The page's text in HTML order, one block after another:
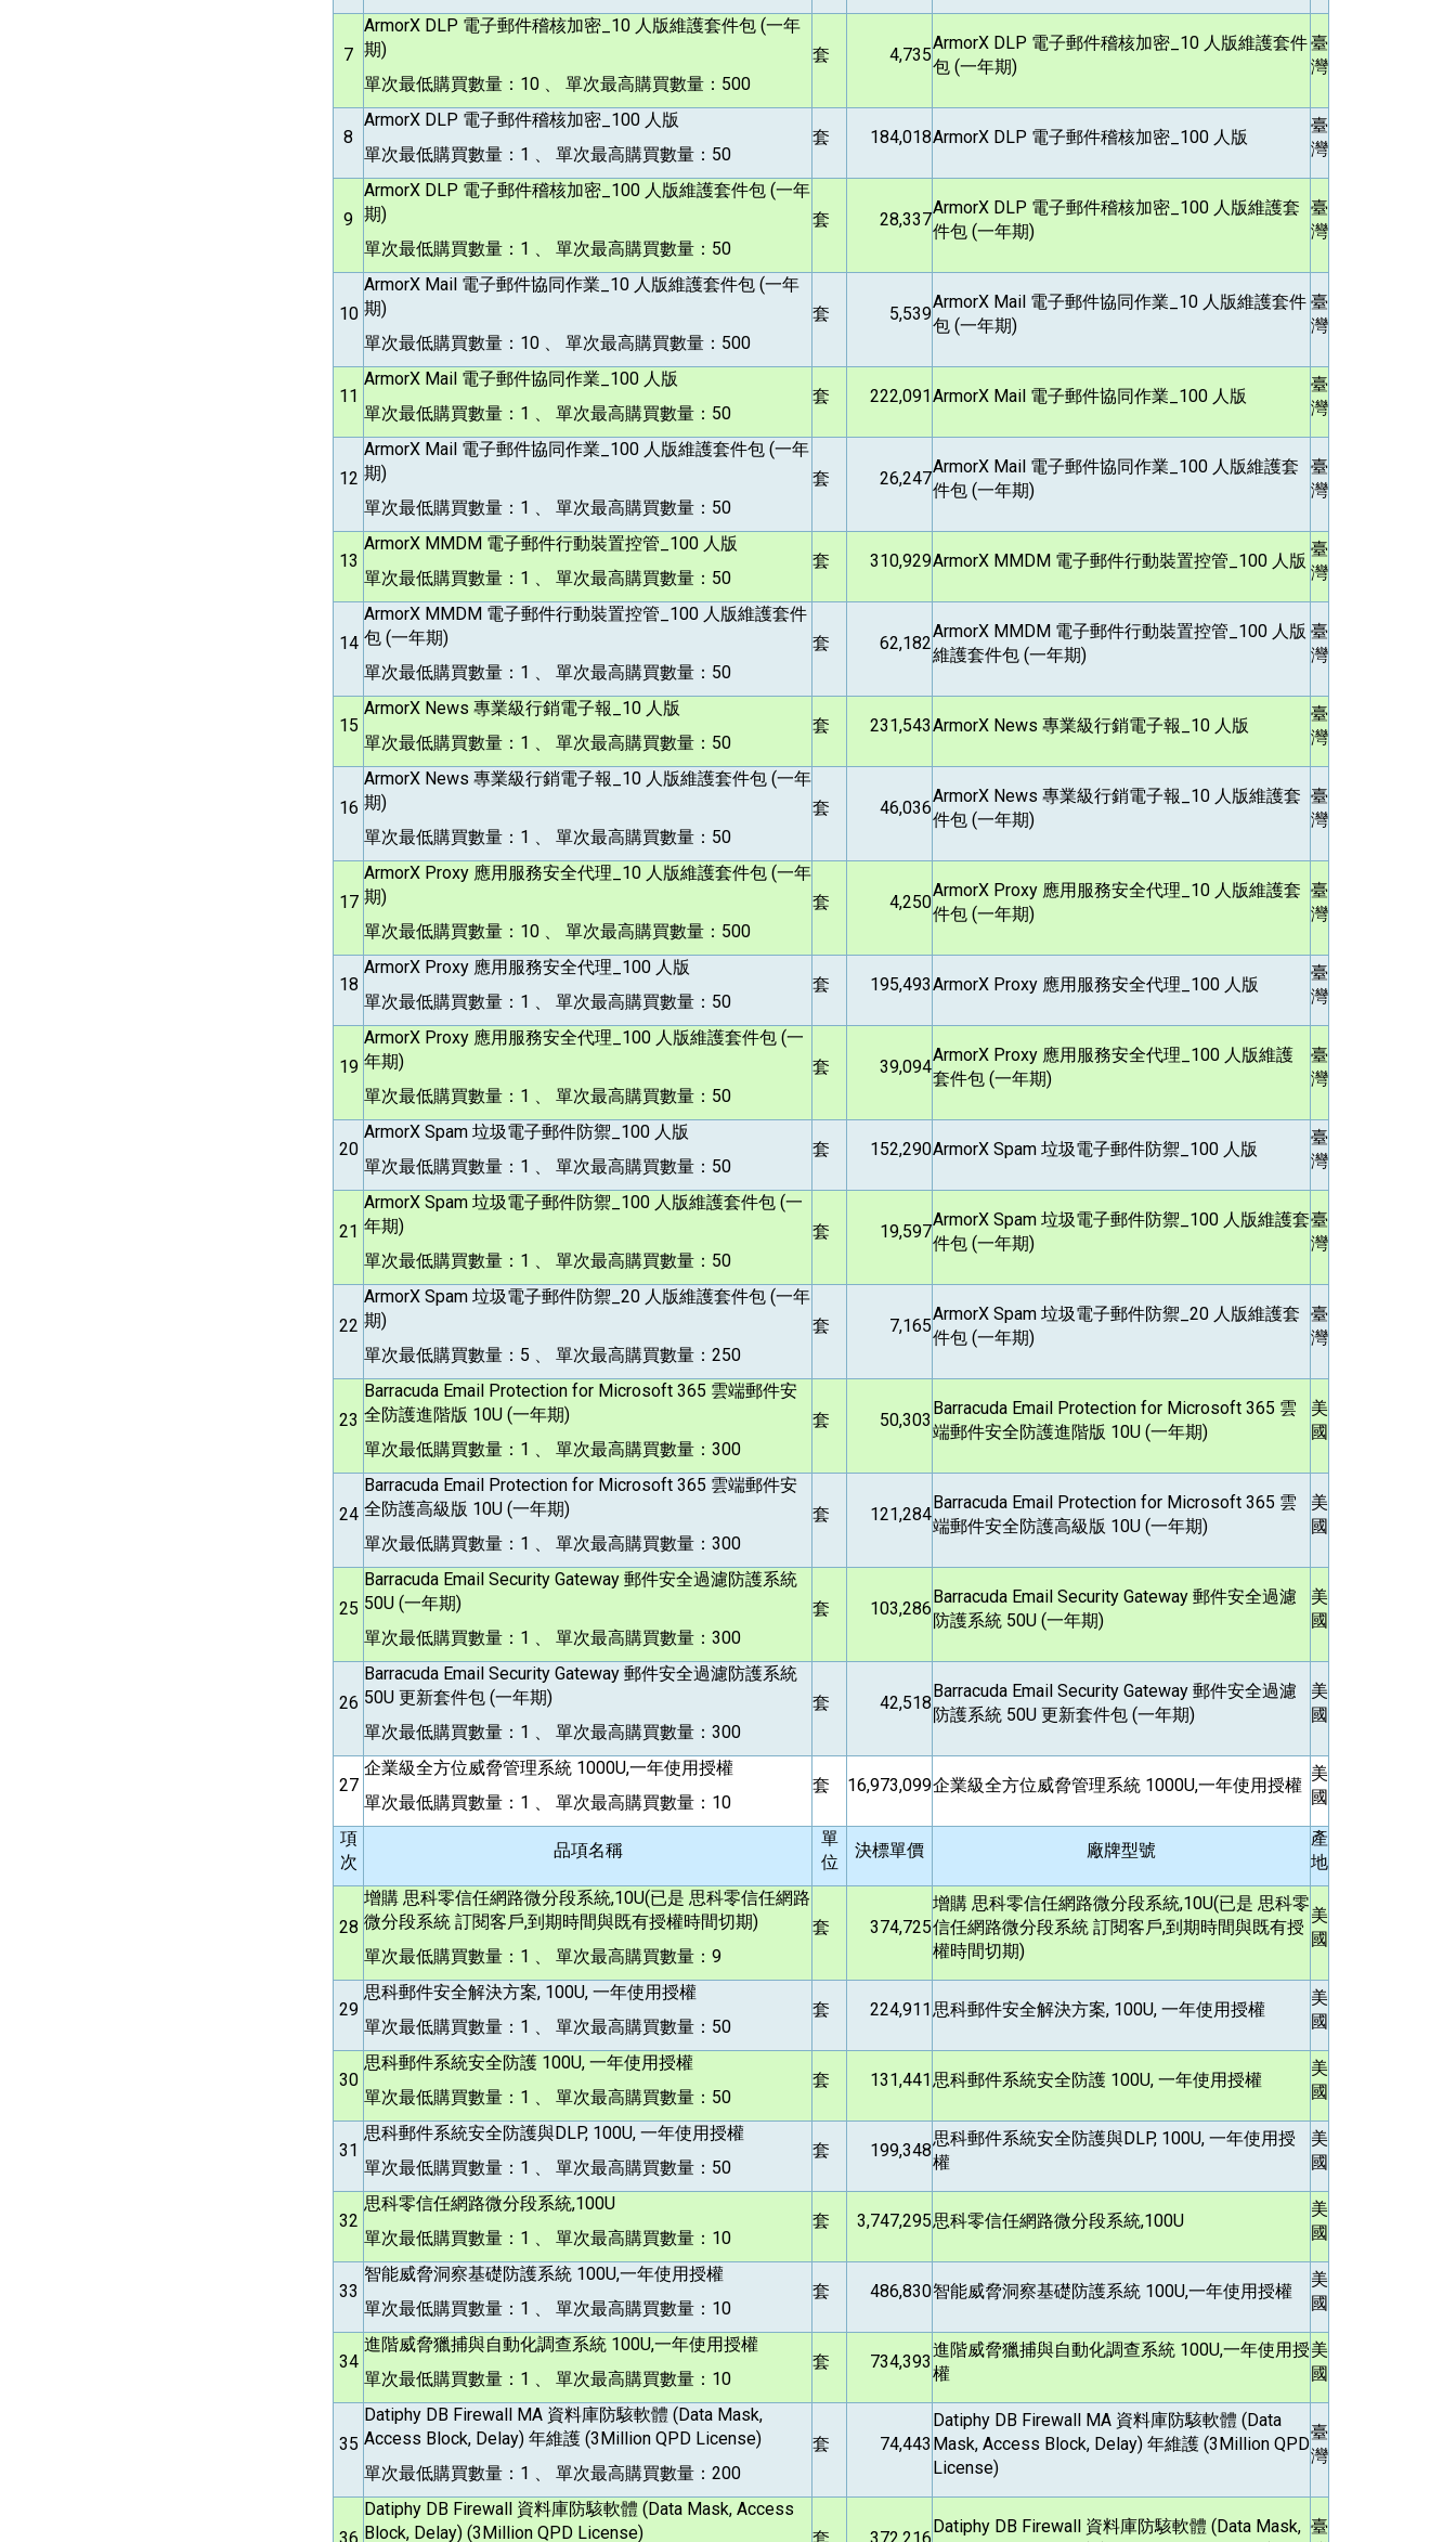
7
ArmorX DLP 電子郵件稽核加密_10 人版維護套件包 (一年
期)
單次最低購買數量：10 、 單次最高購買數量：500
套 4,735
ArmorX DLP 電子郵件稽核加密_10 人版維護套件
包 (一年期)
臺
灣
8
ArmorX DLP 電子郵件稽核加密_100 人版
單次最低購買數量：1 、 單次最高購買數量：50
套 184,018ArmorX DLP 電子郵件稽核加密_100 人版
臺
灣
9
ArmorX DLP 電子郵件稽核加密_100 人版維護套件包 (一年
期)
單次最低購買數量：1 、 單次最高購買數量：50
套 28,337
ArmorX DLP 電子郵件稽核加密_100 人版維護套
件包 (一年期)
臺
灣
10
ArmorX Mail 電子郵件協同作業_10 人版維護套件包 (一年
期)
單次最低購買數量：10 、 單次最高購買數量：500
套 5,539
ArmorX Mail 電子郵件協同作業_10 人版維護套件
包 (一年期)
臺
灣
11
ArmorX Mail 電子郵件協同作業_100 人版
單次最低購買數量：1 、 單次最高購買數量：50
套 222,091ArmorX Mail 電子郵件協同作業_100 人版
臺
灣
12
ArmorX Mail 電子郵件協同作業_100 人版維護套件包 (一年
期)
單次最低購買數量：1 、 單次最高購買數量：50
套 26,247
ArmorX Mail 電子郵件協同作業_100 人版維護套
件包 (一年期)
臺
灣
13
ArmorX MMDM 電子郵件行動裝置控管_100 人版
單次最低購買數量：1 、 單次最高購買數量：50
套 310,929ArmorX MMDM 電子郵件行動裝置控管_100 人版
臺
灣
14
ArmorX MMDM 電子郵件行動裝置控管_100 人版維護套件
包 (一年期)
單次最低購買數量：1 、 單次最高購買數量：50
套 62,182
ArmorX MMDM 電子郵件行動裝置控管_100 人版
維護套件包 (一年期)
臺
灣
15
ArmorX News 專業級行銷電子報_10 人版
單次最低購買數量：1 、 單次最高購買數量：50
套 231,543ArmorX News 專業級行銷電子報_10 人版
臺
灣
16
ArmorX News 專業級行銷電子報_10 人版維護套件包 (一年
期)
單次最低購買數量：1 、 單次最高購買數量：50
套 46,036
ArmorX News 專業級行銷電子報_10 人版維護套
件包 (一年期)
臺
灣
17
ArmorX Proxy 應用服務安全代理_10 人版維護套件包 (一年
期)
單次最低購買數量：10 、 單次最高購買數量：500
套 4,250
ArmorX Proxy 應用服務安全代理_10 人版維護套
件包 (一年期)
臺
灣
18
ArmorX Proxy 應用服務安全代理_100 人版
單次最低購買數量：1 、 單次最高購買數量：50
套 195,493ArmorX Proxy 應用服務安全代理_100 人版
臺
灣
19
ArmorX Proxy 應用服務安全代理_100 人版維護套件包 (一
年期)
單次最低購買數量：1 、 單次最高購買數量：50
套 39,094
ArmorX Proxy 應用服務安全代理_100 人版維護
套件包 (一年期)
臺
灣
20
ArmorX Spam 垃圾電子郵件防禦_100 人版
單次最低購買數量：1 、 單次最高購買數量：50
套 152,290ArmorX Spam 垃圾電子郵件防禦_100 人版
臺
灣
21
ArmorX Spam 垃圾電子郵件防禦_100 人版維護套件包 (一
年期)
單次最低購買數量：1 、 單次最高購買數量：50
套 19,597
ArmorX Spam 垃圾電子郵件防禦_100 人版維護套
件包 (一年期)
臺
灣
22
ArmorX Spam 垃圾電子郵件防禦_20 人版維護套件包 (一年
期)
單次最低購買數量：5 、 單次最高購買數量：250
套 7,165
ArmorX Spam 垃圾電子郵件防禦_20 人版維護套
件包 (一年期)
臺
灣
23
Barracuda Email Protection for Microsoft 365 雲端郵件安
全防護進階版 10U (一年期)
單次最低購買數量：1 、 單次最高購買數量：300
套 50,303
Barracuda Email Protection for Microsoft 365 雲
端郵件安全防護進階版 10U (一年期)
美
國
24
Barracuda Email Protection for Microsoft 365 雲端郵件安
全防護高級版 10U (一年期)
單次最低購買數量：1 、 單次最高購買數量：300
套 121,284
Barracuda Email Protection for Microsoft 365 雲
端郵件安全防護高級版 10U (一年期)
美
國
25
Barracuda Email Security Gateway 郵件安全過濾防護系統
50U (一年期)
單次最低購買數量：1 、 單次最高購買數量：300
套 103,286
Barracuda Email Security Gateway 郵件安全過濾
防護系統 50U (一年期)
美
國
26
Barracuda Email Security Gateway 郵件安全過濾防護系統
50U 更新套件包 (一年期)
單次最低購買數量：1 、 單次最高購買數量：300
套 42,518
Barracuda Email Security Gateway 郵件安全過濾
防護系統 50U 更新套件包 (一年期)
美
國
27
企業級全方位威脅管理系統 1000U,一年使用授權
單次最低購買數量：1 、 單次最高購買數量：10
套 16,973,099企業級全方位威脅管理系統 1000U,一年使用授權
美
國
項
次
品項名稱
單
位
決標單價 廠牌型號
產
地
28
增購 思科零信任網路微分段系統,10U(已是 思科零信任網路
微分段系統 訂閱客戶,到期時間與既有授權時間切期)
單次最低購買數量：1 、 單次最高購買數量：9
套 374,725
增購 思科零信任網路微分段系統,10U(已是 思科零
信任網路微分段系統 訂閱客戶,到期時間與既有授
權時間切期)
美
國
29
思科郵件安全解決方案, 100U, 一年使用授權
單次最低購買數量：1 、 單次最高購買數量：50
套 224,911思科郵件安全解決方案, 100U, 一年使用授權
美
國
30
思科郵件系統安全防護 100U, 一年使用授權
單次最低購買數量：1 、 單次最高購買數量：50
套 131,441思科郵件系統安全防護 100U, 一年使用授權
美
國
31
思科郵件系統安全防護與DLP, 100U, 一年使用授權
單次最低購買數量：1 、 單次最高購買數量：50
套 199,348
思科郵件系統安全防護與DLP, 100U, 一年使用授
權
美
國
32
思科零信任網路微分段系統,100U
單次最低購買數量：1 、 單次最高購買數量：10
套 3,747,295思科零信任網路微分段系統,100U
美
國
33
智能威脅洞察基礎防護系統 100U,一年使用授權
單次最低購買數量：1 、 單次最高購買數量：10
套 486,830智能威脅洞察基礎防護系統 100U,一年使用授權
美
國
34
進階威脅獵捕與自動化調查系統 100U,一年使用授權
單次最低購買數量：1 、 單次最高購買數量：10
套 734,393
進階威脅獵捕與自動化調查系統 100U,一年使用授
權
美
國
35
Datiphy DB Firewall MA 資料庫防駭軟體 (Data Mask,
Access Block, Delay) 年維護 (3Million QPD License)
單次最低購買數量：1 、 單次最高購買數量：200
套 74,443
Datiphy DB Firewall MA 資料庫防駭軟體 (Data
Mask, Access Block, Delay) 年維護 (3Million QPD
License)
臺
灣
Datiphy DB Firewall 資料庫防駭軟體 (Data Mask, Access
Block, Delay) (3Million QPD License)
Datiphy DB Firewall 資料庫防駭軟體 (Data Mask, 臺